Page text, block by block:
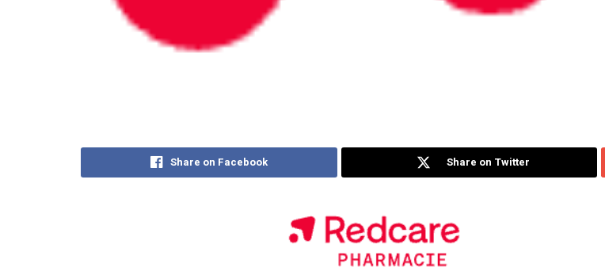
Share on Facebook Share on Twitter